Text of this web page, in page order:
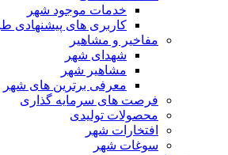
خدمات موجود شهر
کاربری های پیشنهادی
مفاخیر و مشاهیر
شهدای شهر
مشاهیر شهر
معرفی برترین های شهر
فرصت های سرمایه گذاری
محصولات تولیدی
افتخارات شهر
سوغات شهر